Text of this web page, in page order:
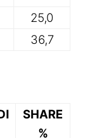
25,0
36,7
SHARE
%